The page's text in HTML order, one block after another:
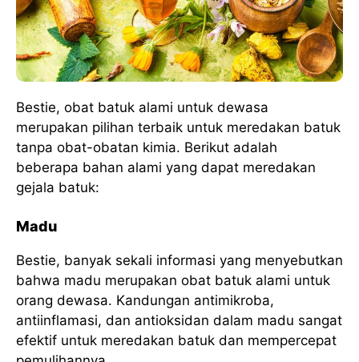
Bestie, obat batuk alami untuk dewasa
merupakan pilihan terbaik untuk meredakan batuk
tanpa obat-obatan kimia. Berikut adalah
beberapa bahan alami yang dapat meredakan
gejala batuk:
Madu
Bestie, banyak sekali informasi yang menyebutkan
bahwa madu merupakan obat batuk alami untuk
orang dewasa. Kandungan antimikroba,
antiinflamasi, dan antioksidan dalam madu sangat
efektif untuk meredakan batuk dan mempercepat